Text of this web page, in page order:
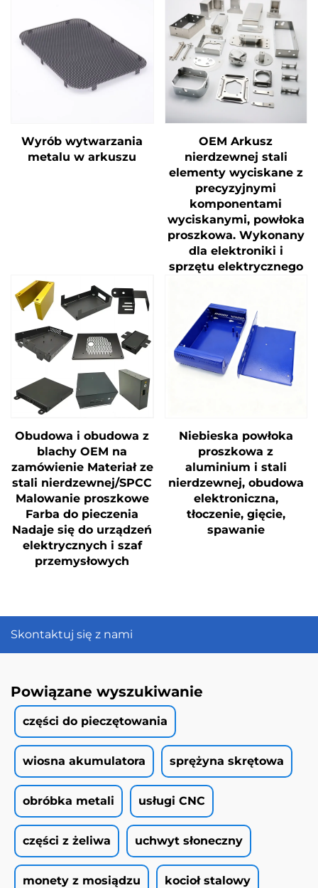
Wyrób wytwarzania
metalu w arkuszu
OEM Arkusz
nierdzewnej stali
elementy wyciskane z
precyzyjnymi
komponentami
wyciskanymi, powłoka
proszkowa. Wykonany
dla elektroniki i
sprzętu elektrycznego
Obudowa i obudowa z
blachy OEM na
zamówienie Materiał ze
stali nierdzewnej/SPCC
Malowanie proszkowe
Farba do pieczenia
Nadaje się do urządzeń
elektrycznych i szaf
przemysłowych
Niebieska powłoka
proszkowa z
aluminium i stali
nierdzewnej, obudowa
elektroniczna,
tłoczenie, gięcie,
spawanie
Skontaktuj się z nami
Powiązane wyszukiwanie
części do pieczętowania
wiosna akumulatora sprężyna skrętowa
obróbka metali usługi CNC
części z żeliwa uchwyt słoneczny
monety z mosiądzu kocioł stalowy